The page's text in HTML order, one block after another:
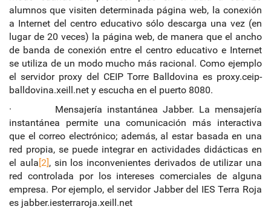
alumnos que visiten determinada página web, la conexión
a Internet del centro educativo sólo descarga una vez (en
lugar de 20 veces) la página web, de manera que el ancho
de banda de conexión entre el centro educativo e Internet
se utiliza de un modo mucho más racional. Como ejemplo
el servidor proxy del CEIP Torre Balldovina es proxy.ceip-
balldovina.xeill.net y escucha en el puerto 8080.
· Mensajería instantánea Jabber. La mensajería
instantánea permite una comunicación más interactiva
que el correo electrónico; además, al estar basada en una
red propia, se puede integrar en actividades didácticas en
el aula[2], sin los inconvenientes derivados de utilizar una
red controlada por los intereses comerciales de alguna
empresa. Por ejemplo, el servidor Jabber del IES Terra Roja
es jabber.iesterraroja.xeill.net